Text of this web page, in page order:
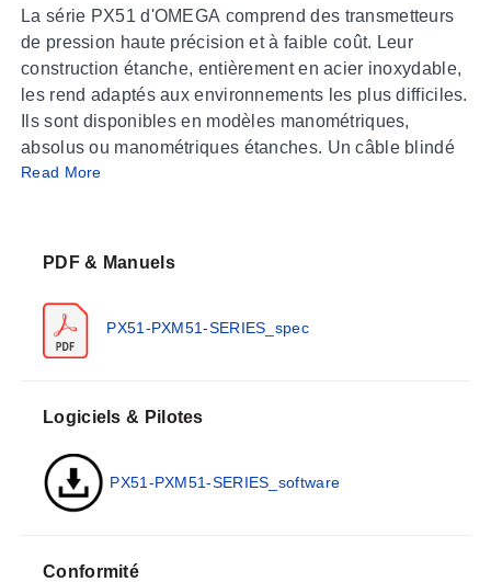
La série PX51 d'OMEGA comprend des transmetteurs
de pression haute précision et à faible coût. Leur
construction étanche, entièrement en acier inoxydable,
les rend adaptés aux environnements les plus difficiles.
Ils sont disponibles en modèles manométriques,
absolus ou manométriques étanches. Un câble blindé
isolé en PVC de 3 mètres est fourni en standard, mais
courant amplifiées fait de la série PX51 une gamme de
Consultez le service commercial pour connaître les
modèles disponibles en construction Inconel.
Read More
PDF & Manuels
PX51-PXM51-SERIES_spec
Logiciels & Pilotes
PX51-PXM51-SERIES_software
Conformité